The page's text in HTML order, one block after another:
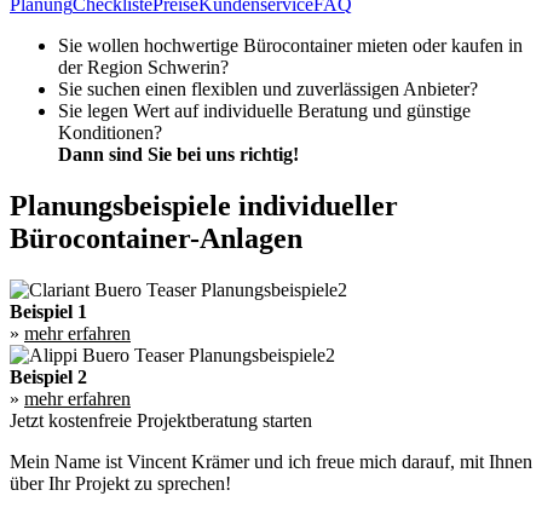
PlanungChecklistePreiseKundenserviceFAQ
Sie wollen hochwertige Bürocontainer mieten oder kaufen in
der Region Schwerin?
Sie suchen einen flexiblen und zuverlässigen Anbieter?
Sie legen Wert auf individuelle Beratung und günstige
Konditionen?
Dann sind Sie bei uns richtig!
Planungsbeispiele individueller
Bürocontainer-Anlagen
Beispiel 1
» mehr erfahren
Beispiel 2
» mehr erfahren
Jetzt kostenfreie Projektberatung starten
Mein Name ist Vincent Krämer und ich freue mich darauf, mit Ihnen
über Ihr Projekt zu sprechen!